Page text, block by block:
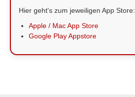
Hier geht's zum jeweiligen App Store:
Apple / Mac App Store
Google Play Appstore